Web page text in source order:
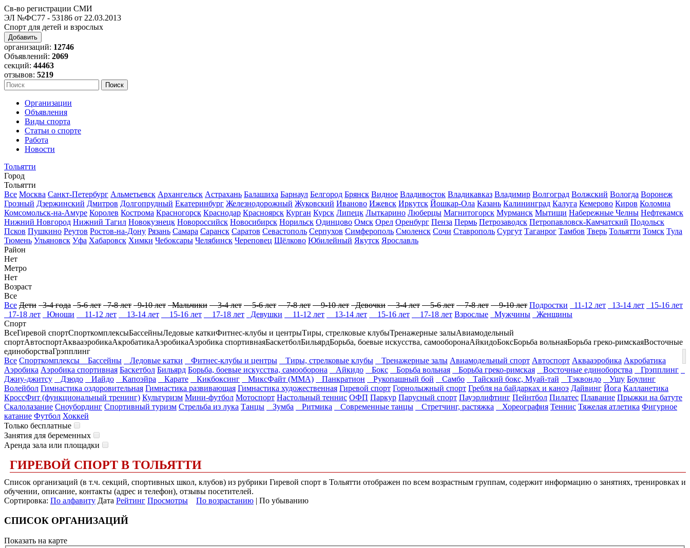
Св-во регистрации СМИ
ЭЛ №ФС77 - 53186 от 22.03.2013
Спорт для детей и взрослых
Добавить
организаций: 12746
Объявлений: 2069
секций: 44463
отзывов: 5219
Организации
Объявления
Виды спорта
Статьи о спорте
Работа
Новости
Тольятти
Город
Тольятти
Все Москва Санкт-Петербург Альметьевск Архангельск Астрахань Балашиха Барнаул Белгород Брянск Видное Владивосток Владикавказ Владимир Волгоград Волжский Вологда Воронеж
Грозный Дзержинский Дмитров Долгопрудный Екатеринбург Железнодорожный Жуковский Иваново Ижевск Иркутск Йошкар-Ола Казань Калининград Калуга Кемерово Киров Коломна
Комсомольск-на-Амуре Королев Кострома Красногорск Краснодар Красноярск Курган Курск Липецк Лыткарино Люберцы Магнитогорск Мурманск Мытищи Набережные Челны Нефтекамск
Нижний Новгород Нижний Тагил Новокузнецк Новороссийск Новосибирск Норильск Одинцово Омск Орел Оренбург Пенза Пермь Петрозаводск Петропавловск-Камчатский Подольск
Псков Пушкино Реутов Ростов-на-Дону Рязань Самара Саранск Саратов Севастополь Серпухов Симферополь Смоленск Сочи Ставрополь Сургут Таганрог Тамбов Тверь Тольятти Томск Тула
Тюмень Ульяновск Уфа Хабаровск Химки Чебоксары Челябинск Череповец Щёлково Юбилейный Якутск Ярославль
Район
Нет
Метро
Нет
Возраст
Все
Все Дети 3-4 года 5-6 лет 7-8 лет 9-10 лет Мальчики 3-4 лет 5-6 лет 7-8 лет 9-10 лет Девочки 3-4 лет 5-6 лет 7-8 лет 9-10 лет Подростки 11-12 лет 13-14 лет
15-16 лет
17-18 лет
Юноши 11-12 лет 13-14 лет 15-16 лет 17-18 лет Девушки 11-12 лет 13-14 лет 15-16 лет 17-18 лет Взрослые Мужчины
Женщины
Спорт
ВсеГиревой спортСпорткомплексыБассейныЛедовые каткиФитнес-клубы и центрыТиры, стрелковые клубыТренажерные залыАвиамодельный
спортАвтоспортАквааэробикаАкробатикаАэробикаАэробика спортивнаяБаскетболБильярдБорьба, боевые искусства, самооборонаАйкидоБоксБорьба вольнаяБорьба греко-римскаяВосточные
единоборстваГрэпплинг
Все Спорткомплексы Бассейны Ледовые катки Фитнес-клубы и центры Тиры, стрелковые клубы Тренажерные залы Авиамодельный спорт Автоспорт Аквааэробика Акробатика
Аэробика Аэробика спортивная Баскетбол Бильярд Борьба, боевые искусства, самооборона Айкидо Бокс Борьба вольная Борьба греко-римская Восточные единоборства
Грэпплинг
Джиу-джитсу
Дзюдо Иайдо Капоэйра Карате Кикбоксинг МиксФайт (ММА) Панкратион Рукопашный бой Самбо Тайский бокс, Муай-тай Тэквондо Ушу Боулинг
Волейбол Гимнастика оздоровительная Гимнастика развивающая Гимнастика художественная Гиревой спорт Горнолыжный спорт Гребля на байдарках и каноэ Дайвинг Йога Калланетика
КроссФит (функциональный тренинг) Культуризм Мини-футбол Мотоспорт Настольный теннис ОФП Паркур Парусный спорт Пауэрлифтинг Пейнтбол Пилатес Плавание Прыжки на батуте
Скалолазание Сноубординг Спортивный туризм Стрельба из лука Танцы Зумба Ритмика Современные танцы Стретчинг, растяжка Хореография Теннис Тяжелая атлетика Фигурное
катание Футбол Хоккей
Только бесплатные
Занятия для беременных
Аренда зала или площадки
ГИРЕВОЙ СПОРТ В ТОЛЬЯТТИ
Список организаций (в т.ч. секций, спортивных школ, клубов) из рубрики Гиревой спорт в Тольятти отображен по всем возрастным группам, содержит информацию о занятиях, тренировках и
обучении, описание, контакты (адрес и телефон), отзывы посетителей.
Сортировка: По алфавиту Дата Рейтинг Просмотры По возрастанию | По убыванию
СПИСОК ОРГАНИЗАЦИЙ
Показать на карте